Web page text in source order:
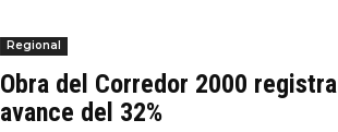
Regional
Obra del Corredor 2000 registra
avance del 32%